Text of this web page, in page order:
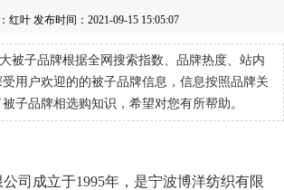
红叶 发布时间：2021-09-15 15:05:07
被子品牌根据全网搜索指数、品牌热度、站内
用户欢迎的的被子品牌信息，信息按照品牌关
子品牌相选购知识，希望对您有所帮助。
司成立于1995年，是宁波博洋纺织有限